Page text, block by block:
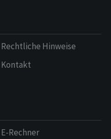
Rechtliche Hinweise
Kontakt
E-Rechner